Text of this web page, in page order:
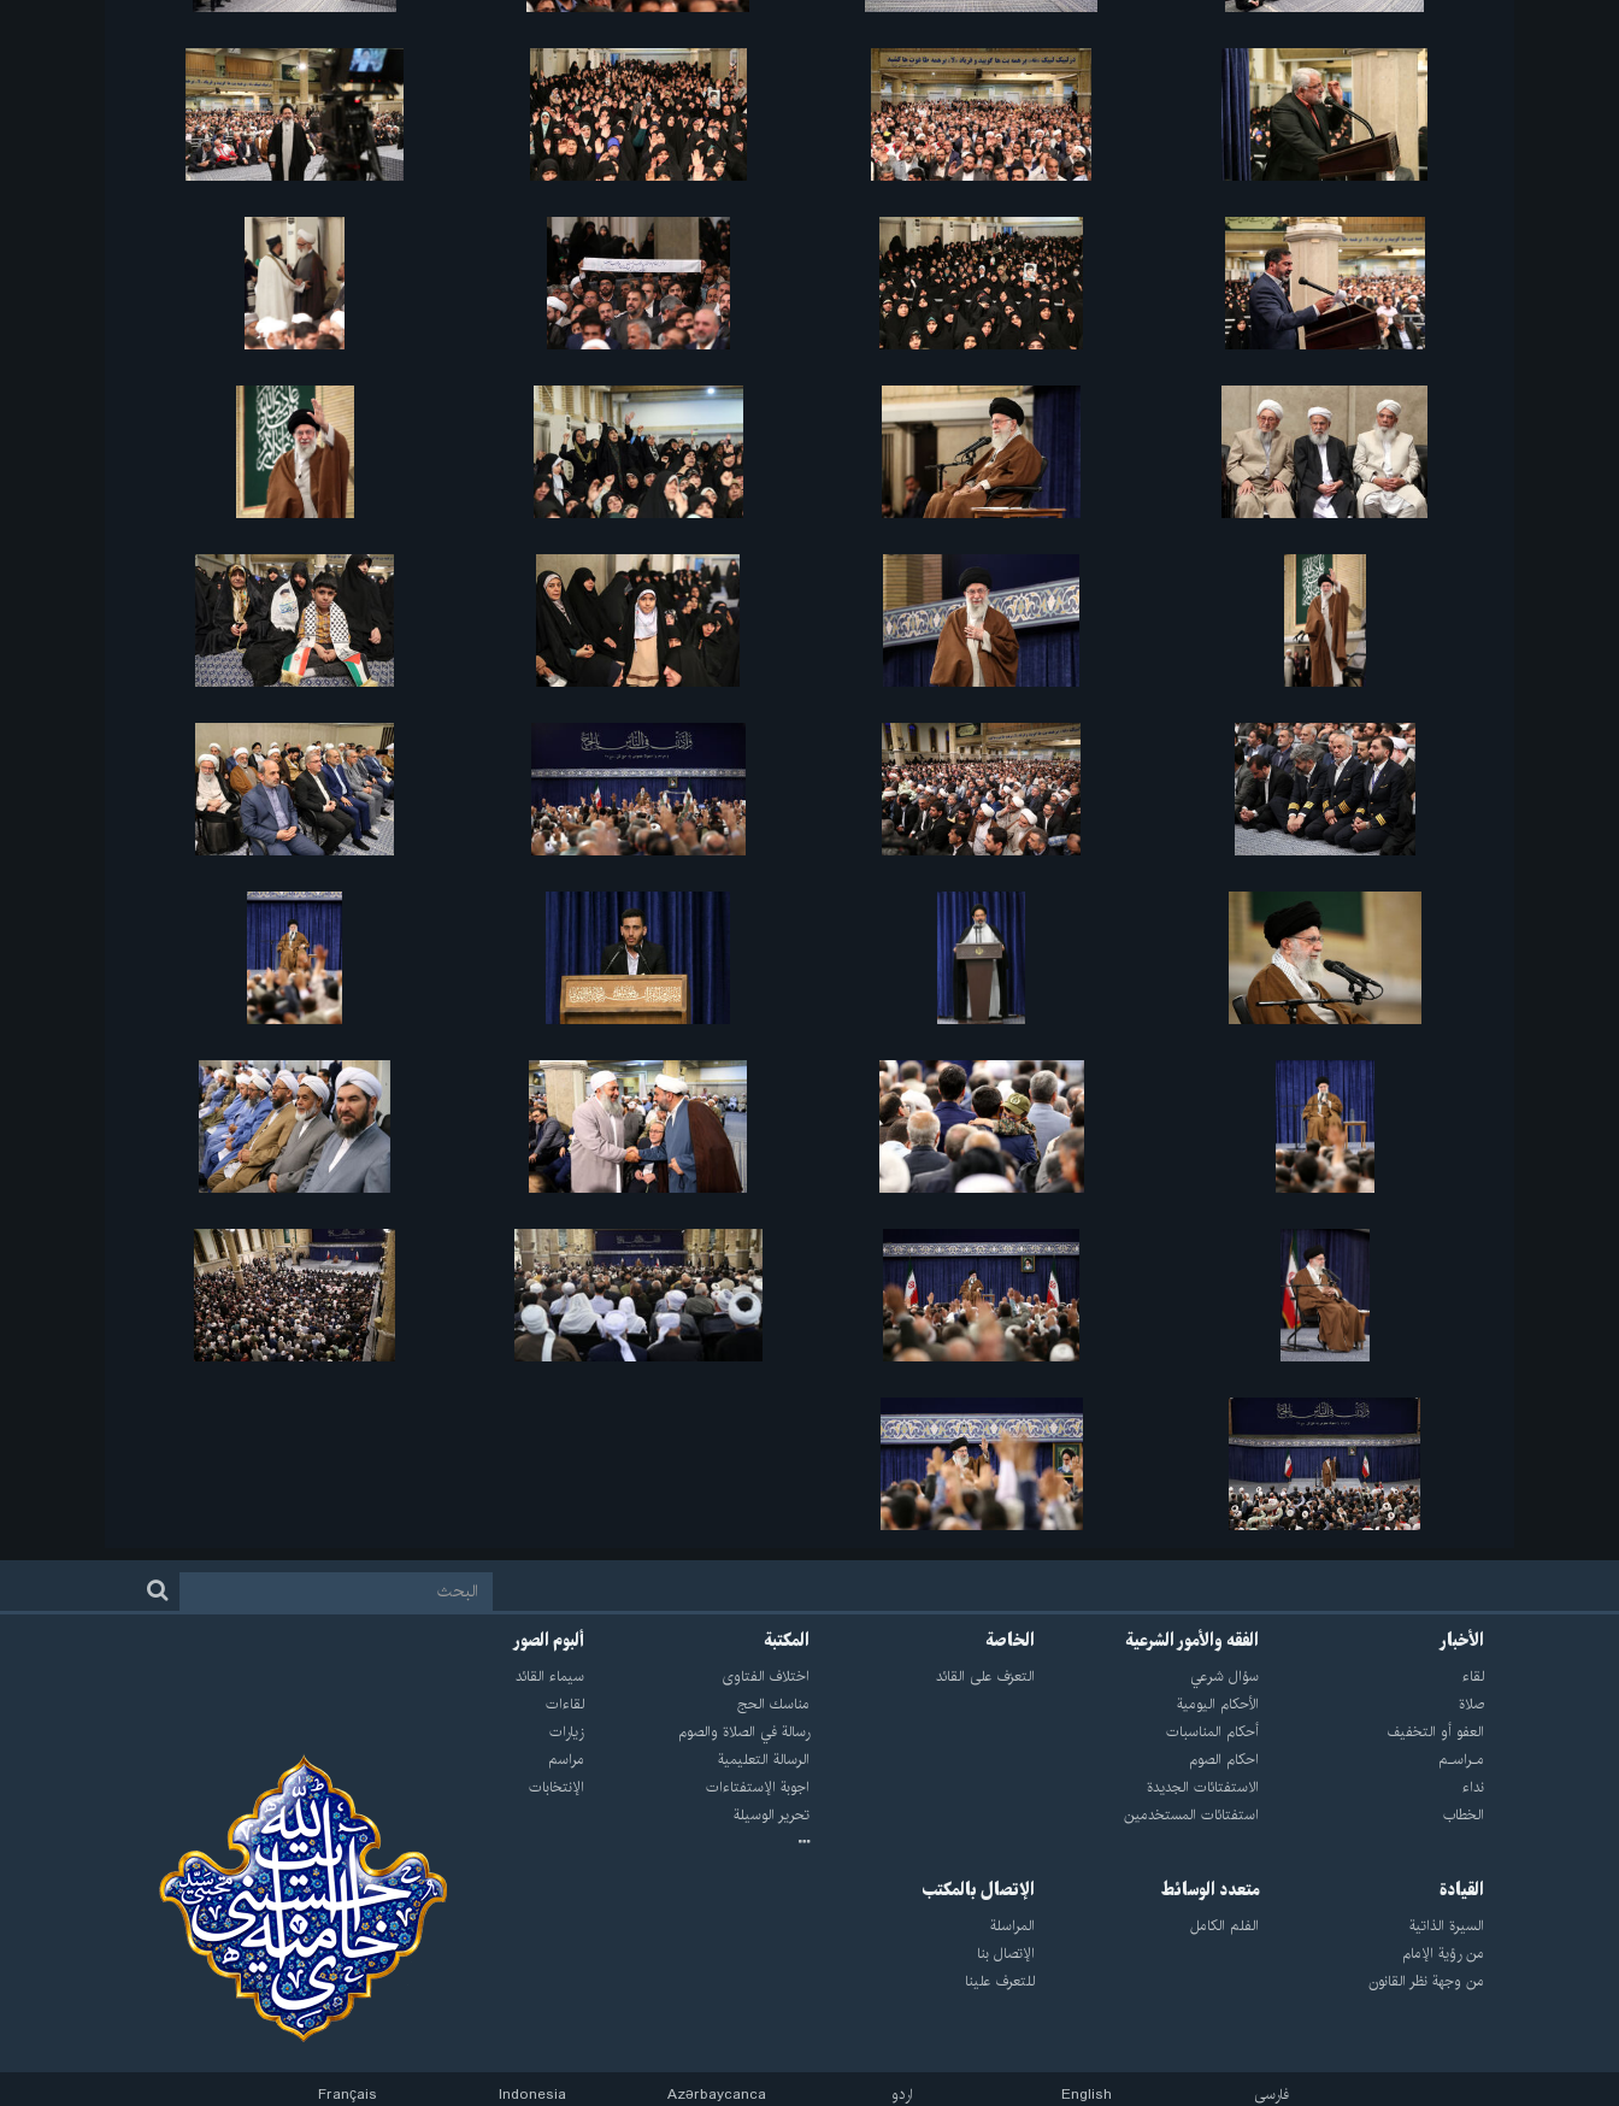
الأخبار
لقاء
صلاة
العفو أو التخفيف
مـراسـم
نداء
الخطاب
الفقه والأمور الشرعية
سؤال شرعي
الأحکام الیومیة
أحکام المناسبات
احکام الصوم
الاستفتائات الجدیدة
استفتائات المستخدمین
الخاصة
التعرّف على القائد
المكتبة
اختلاف الفتاوى
مناسك الحج
رسالة في الصلاة والصوم
الرسالة التعليمية
اجوبة الإستفتاءات
تحرير الوسيلة
ألبوم الصور
سيماء القائد
لقاءات
زيارات
مراسم
الإنتخابات
القيادة
السيرة الذاتية
من رؤية الإمام
من وجهة نظر القانون
متعدد الوسائط
الفلم الكامل
الإتصال بالمكتب
المراسلة
الإتصال بنا
للتعرف علينا
فارسی English اردو Azərbaycanca
Indonesia
Français